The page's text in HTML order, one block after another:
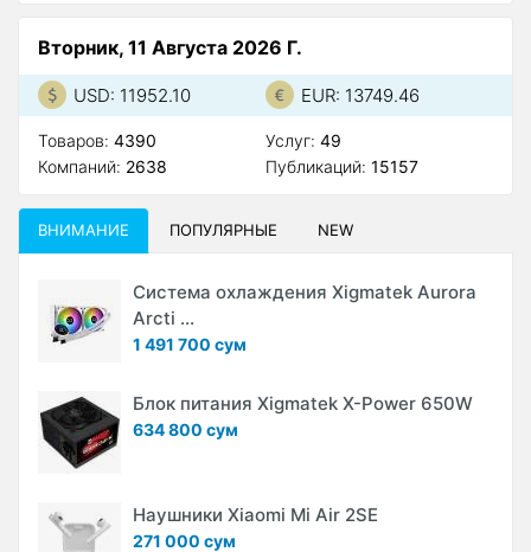
Вторник, 11 Августа 2026 Г.
USD: 11952.10 EUR: 13749.46
Товаров: 4390
Компаний: 2638
Услуг: 49
Публикаций: 15157
ВНИМАНИЕ ПОПУЛЯРНЫЕ NEW
Система охлаждения Xigmatek Aurora
Arcti ...
1 491 700 сум
Блок питания Xigmatek X-Power 650W
634 800 сум
Наушники Xiaomi Mi Air 2SE
271 000 сум